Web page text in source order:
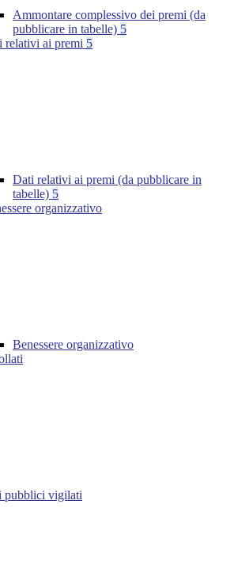
Ammontare complessivo dei premi (da
pubblicare in tabelle) 5
relativi ai premi 5
Dati relativi ai premi (da pubblicare in
tabelle) 5
organizzativo
Benessere organizzativo
pubblici vigilati